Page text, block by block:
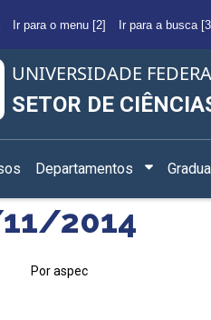
Ir para o menu [2] Ir para a busca
UNIVERSIDADE
SETOR DE
Departamentos
2014
Por aspec